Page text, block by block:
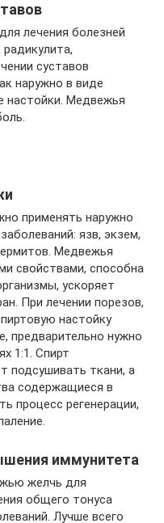
лечения болезней
суставов
наружно в виде
настойки. Медвежья
применять наружно
язв, экзем,
Медвежья
свойствами, способна
ускоряет
При лечении порезов,
настойку
предварительно нужно
1:1. Спирт
подсушивать ткани, а
содержащиеся в
процесс регенерации,
иммунитета
желчь для
общего тонуса
Лучше всего